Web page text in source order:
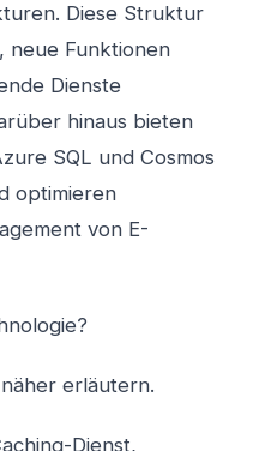
Diese Struktur
neue Funktionen
Dienste
hinaus bieten
SQL und Cosmos
optimieren
von E-
erläutern.
Dienst,